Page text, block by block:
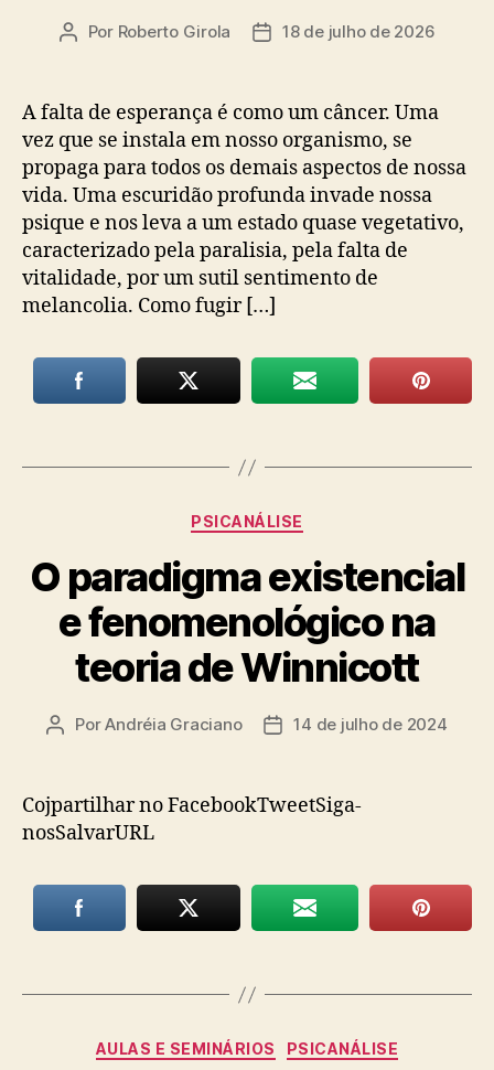
Autor
Por Roberto Girola
Data18 de julho de 2026
A falta de esperança é como um câncer. Uma
vez que se instala em nosso organismo, se
propaga para todos os demais aspectos de nossa
vida. Uma escuridão profunda invade nossa
psique e nos leva a um estado quase vegetativo,
caracterizado pela paralisia, pela falta de
vitalidade, por um sutil sentimento de
melancolia. Como fugir […]
Categorias
PSICANÁLISE
O paradigma existencial
e fenomenológico na
teoria de Winnicott
Autor
PorAndréia Graciano
Data14 de julho de 2024
Cojpartilhar no FacebookTweetSiga-
nosSalvarURL
Categorias
AULAS E SEMINÁRIOS PSICANÁLISE